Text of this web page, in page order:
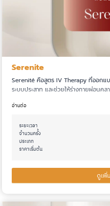
Serenite
Serenité คือสูตร IV Therapy ที่ออก
ระบบประสาท และช่วยให้ร่างกายผ่อนคล
อ่านต่อ
ระยะเวลา
จำนวนครั้ง
ประเภท
ราคาเริ่มต้น
ดูเพิ่